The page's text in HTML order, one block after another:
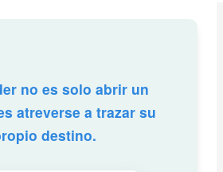
no es solo abrir un
atreverse a trazar su
destino.